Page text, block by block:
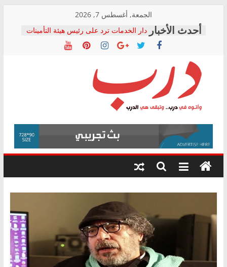
content
الجمعة, أغسطس 7, 2026
دار الخدمات ترد على رئيس هيئة التأمينات
بعد مؤتمره الصحفي: إنكار الأزمة لا ينهي
معاناة أصحاب المعاشات.. ونطالب بكشف
فرحات سليمان يكتب: القطاع الصحي إلى
أين؟
حزب التحالف الشعبي يطلق لجنة “الحق
في الصحة” بالإسكندرية لرصد الانتهاكات
ودعم المرضى
الوزاري لمدينة الصحفيين.. وانتهاء أعمال
إنشاء المبنى الإداري
المجلس القومي لحقوق الإنسان يعلن
متابعة قضية الدكتور محمد زهران.. ويؤكد:
قرينة البراءة وضمانات المحاكمة العادلة
درب
وأتوه
درب..
وتبقى
هي